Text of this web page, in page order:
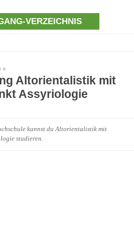
VERZEICHNIS
»
Altorientalistik mit
Assyriologie
kannst du Altorientalistik mit
studieren.